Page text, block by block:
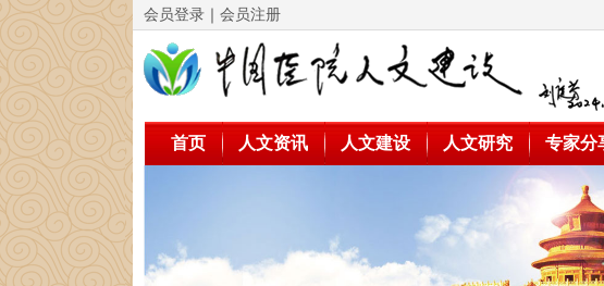
会员登录 ｜ 会员注册
首页 人文资讯 人文建设 人文研究 专家分